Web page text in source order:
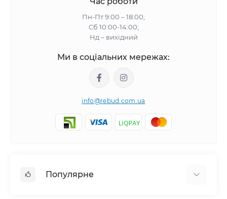
Пн-Пт 9:00 – 18:00;
Сб 10:00-14:00;
Нд – вихідний
Ми в соціальних мережах:
info@rebud.com.ua
Популярне